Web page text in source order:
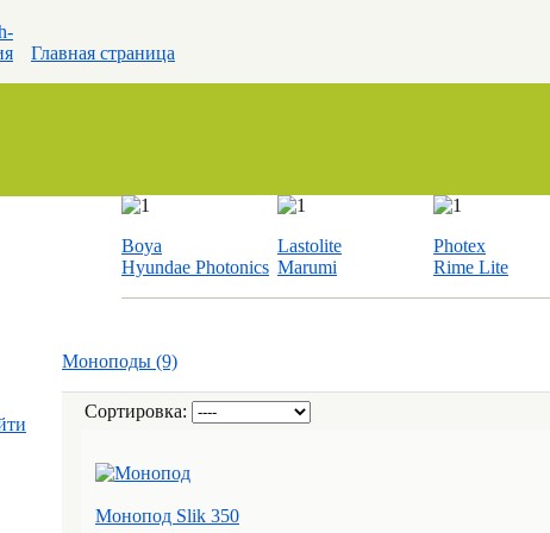
Главная страница
Boya
Hyundae Photonics
Lastolite
Marumi
Photex
Rime Lite
Моноподы (9)
Сортировка:
Монопод Slik 350